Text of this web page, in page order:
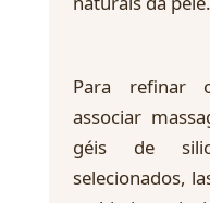
Para refinar
associar
géis de
selecionados,